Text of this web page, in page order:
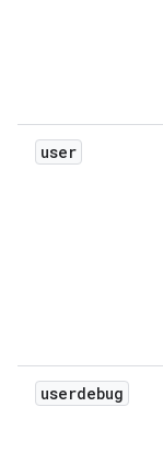
user
userdebug